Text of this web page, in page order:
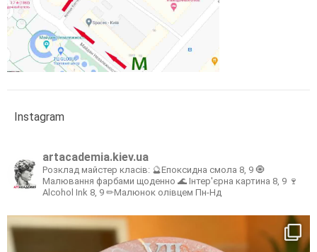
Instagram
artacademia.kiev.ua
Розклад майстер класів: 🔮Епоксидна смола 8, 9 🧿
Малювання фарбами щоденно 🌊 Інтер'єрна картина 8, 9 🍷
Alcohol Ink 8, 9 ✏Малюнок олівцем Пн-Нд